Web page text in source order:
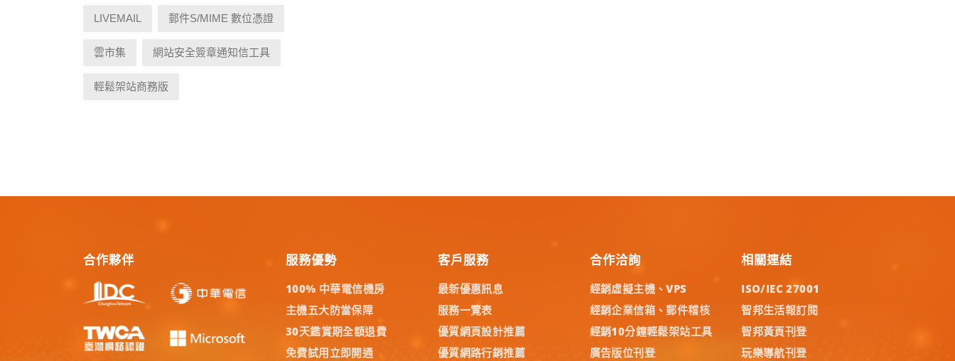
LIVEMAIL 郵件S/MIME 數位憑證
雲市集 網站安全簽章通知信工具
輕鬆架站商務版
合作夥伴
服務優勢
100% 中華電信機房
主機五大防當保障
30天鑑賞期全額退費
免費試用立即開通
客戶服務
最新優惠訊息
服務一覽表
優質網頁設計推薦
優質網路行銷推薦
合作洽詢
經銷虛擬主機、VPS
經銷企業信箱、郵件稽核
經銷10分鐘輕鬆架站工具
廣告版位刊登
相關連結
ISO/IEC 27001
智邦生活報訂閱
智邦黃頁刊登
玩樂導航刊登